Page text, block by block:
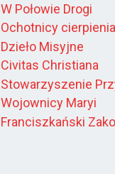
W Połowie Drogi
Ochotnicy cierpienia
Dzieło Misyjne
Civitas Christiana
Stowarzyszenie
Wojownicy Maryi
Franciszkański